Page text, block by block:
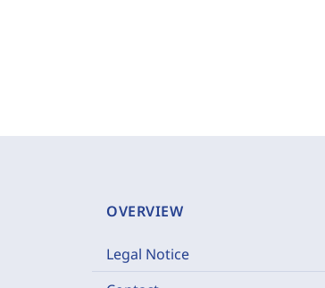
OVERVIEW
Legal Notice